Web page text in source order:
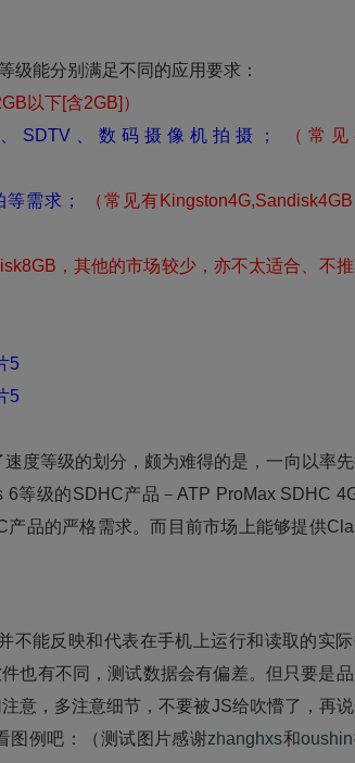
能分别满足不同的应用要求：
以下[含2GB]）
SDTV、数码摄像机拍摄；
（常
需求；
（常见有
，其他的市场较少，亦不太适合、不
等级的划分，颇为难得的是，一向以率
等级的SDHC产品－ATP ProMax SDHC
品的严格需求。而目前市场上能够提供
不能反映和代表在手机上运行和读取的实
也有不同，测试数据会有偏差。但只要是
意，多注意细节，不要被JS给吹懵了，再
图例吧：（测试图片感谢zhanghxs和oushin